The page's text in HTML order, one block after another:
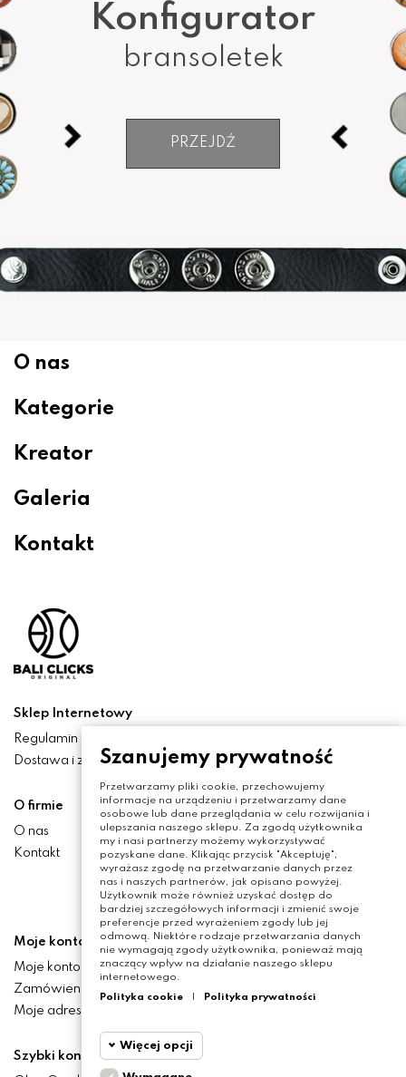
Konfigurator
bransoletek
PRZEJDŹ
O nas
Kategorie
Kreator
Galeria
Kontakt
Sklep Internetowy
Regulamin
Dostawa i zwroty
O firmie
O nas
Kontakt
Moje konto
Moje konto
Zamówienia
Moje adresy
Szybki kontakt
Szanujemy prywatność
Przetwarzamy pliki cookie, przechowujemy
informacje na urządzeniu i przetwarzamy dane
osobowe lub dane przeglądania w celu rozwijania i
ulepszania naszego sklepu. Za zgodą użytkownika
my i nasi partnerzy możemy wykorzystywać
pozyskane dane. Klikając przycisk "Akceptuję",
wyrażasz zgodę na przetwarzanie danych przez
nas i naszych partnerów, jak opisano powyżej.
Użytkownik może również uzyskać dostęp do
bardziej szczegółowych informacji i zmienić swoje
preferencje przed wyrażeniem zgody lub jej
odmową. Niektóre rodzaje przetwarzania danych
nie wymagają zgody użytkownika, ponieważ mają
znaczący wpływ na działanie naszego sklepu
internetowego.
Polityka cookie
Polityka prywatności
Więcej opcji